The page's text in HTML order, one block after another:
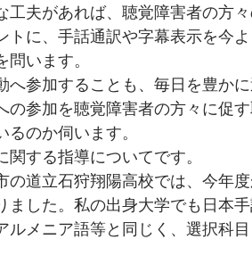
夫があれば、聴覚障害者の方
トに、手話通訳や字幕表示を今
います。
参加することも、毎日を豊か
参加を聴覚障害者の方々に促
のか伺います。
する指導についてです。
道立石狩翔陽高校では、今年
した。私の出身大学でも日本
ルメニア語等と同じく、選択科